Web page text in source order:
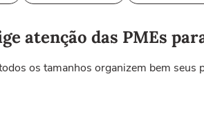
atenção das PMEs
os tamanhos organizem bem seus